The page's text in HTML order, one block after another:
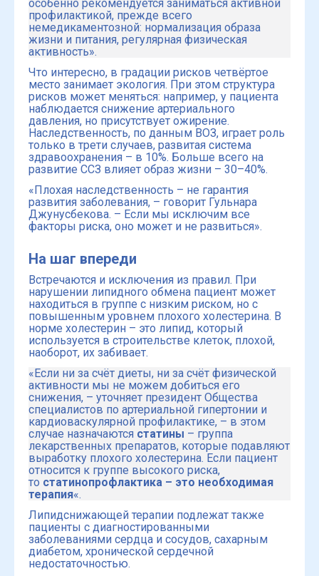
особенно рекомендуется заниматься активной
профилактикой, прежде всего
немедикаментозной: нормализация образа
жизни и питания, регулярная физическая
активность».
Что интересно, в градации рисков четвёртое
место занимает экология. При этом структура
рисков может меняться: например, у пациента
наблюдается снижение артериального
давления, но присутствует ожирение.
Наследственность, по данным ВОЗ, играет роль
только в трети случаев, развитая система
здравоохранения – в 10%. Больше всего на
развитие ССЗ влияет образ жизни – 30–40%.
«Плохая наследственность – не гарантия
развития заболевания, – говорит Гульнара
Джунусбекова. – Если мы исключим все
факторы риска, оно может и не развиться».
На шаг впереди
Встречаются и исключения из правил. При
нарушении липидного обмена пациент может
находиться в группе с низким риском, но с
повышенным уровнем плохого холестерина. В
норме холестерин – это липид, который
используется в строительстве клеток, плохой,
наоборот, их забивает.
«Если ни за счёт диеты, ни за счёт физической
активности мы не можем добиться его
снижения, – уточняет президент Общества
специалистов по артериальной гипертонии и
кардиоваскулярной профилактике, – в этом
случае назначаются статины – группа
лекарственных препаратов, которые подавляют
выработку плохого холестерина. Если пациент
относится к группе высокого риска,
то статинопрофлактика – это необходимая
терапия«.
Липидснижающей терапии подлежат также
пациенты с диагностированными
заболеваниями сердца и сосудов, сахарным
диабетом, хронической сердечной
недостаточностью.